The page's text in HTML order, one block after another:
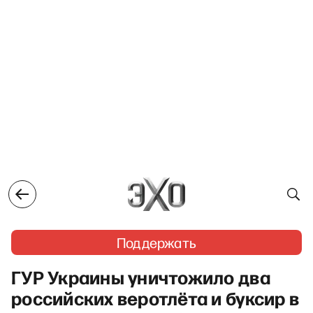
Поддержать
ГУР Украины уничтожило два
российских веротлёта и буксир в